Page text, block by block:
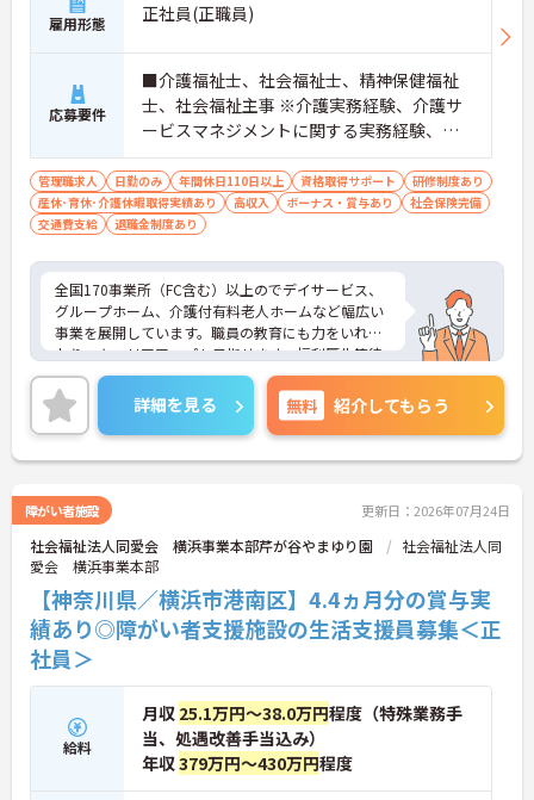
雇用形態 正社員(正職員)
応募要件
■介護福祉士、社会福祉士、精神保健福祉
士、社会福祉主事 ※介護実務経験、介護サ
ービスマネジメントに関する実務経験、運
営マネジメントに関する実務経験、チーム
マネジメントに関する実務経験 ■普通自動
車運転免許（AT可）歓迎
管理職求人 日勤のみ 年間休日110日以上 資格取得サポート
研修制度あり
産休･育休･介護休暇取得実績あり
高収入 ボーナス・賞与あり
社会保険完備
交通費支給
退職金制度あり
全国170事業所（FC含む）以上のでデイサービス、
グループホーム、介護付有料老人ホームなど幅広い
事業を展開しています。職員の教育にも力をいれて
おり、キャリアアップも目指せます。福利厚生等待
遇面の良さも魅力の一つ！ご興味のある方には、面
接対策ポイントなど、さらに詳細をお話しいたしま
すのでお気軽にご相談ください！
詳細を見る 無料 紹介してもらう
障がい者施設 更新日：2026年07月24日
社会福祉法人同愛会 横浜事業本部芹が谷やまゆり園
社会福祉法人同
愛会 横浜事業本部
【神奈川県／横浜市港南区】4.4ヵ月分の賞与実
績あり◎障がい者支援施設の生活支援員募集＜正
社員＞
給料
月収 25.1万円～38.0万円程度（特殊業務手
当、処遇改善手当込み）
年収379万円～430万円程度